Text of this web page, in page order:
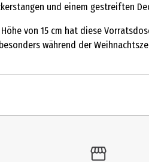
und einem gestreiften
von 15 cm hat diese
während der